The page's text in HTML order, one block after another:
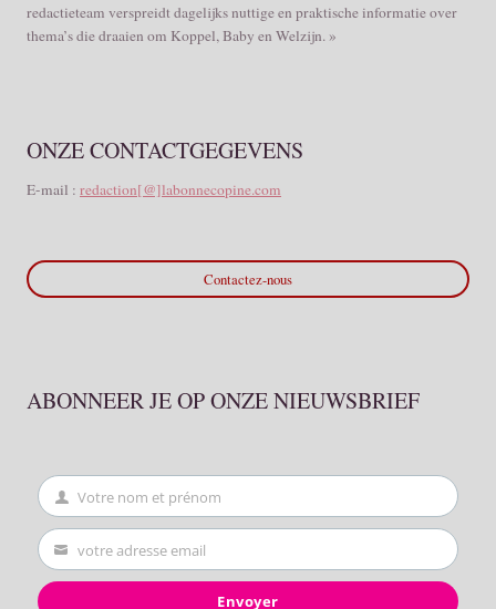
redactieteam verspreidt dagelijks nuttige en praktische informatie over
thema’s die draaien om Koppel, Baby en Welzijn. »
ONZE CONTACTGEGEVENS
E-mail : redaction[@]labonnecopine.com
Contactez-nous
ABONNEER JE OP ONZE NIEUWSBRIEF
First
Name
Votre nom et prénom
Your
email
votre adresse email
Envoyer